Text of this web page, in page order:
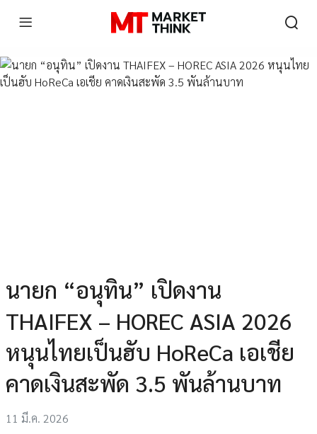
นายก “อนุทิน” เปิดงาน
THAIFEX – HOREC ASIA 2026
หนุนไทยเป็นฮับ HoReCa เอเชีย
คาดเงินสะพัด 3.5 พันล้านบาท
11 มี.ค. 2026